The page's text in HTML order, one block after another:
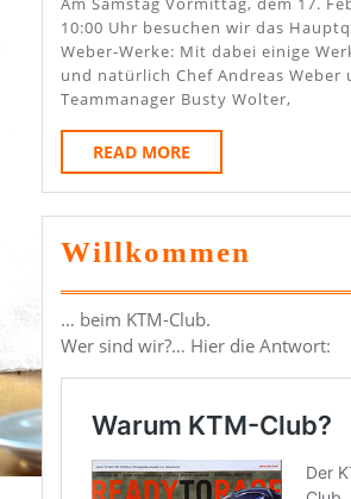
Den
Weber-
Werken
Den
10:00 Uhr besuchen wir das
Weber-Werke: Mit dabei einige
und natürlich Chef Andreas Weber
Teammanager Busty Wolter,
READ MORE
MORE
Willkommen
… beim KTM-Club.
Wer sind wir?… Hier die Antwort: